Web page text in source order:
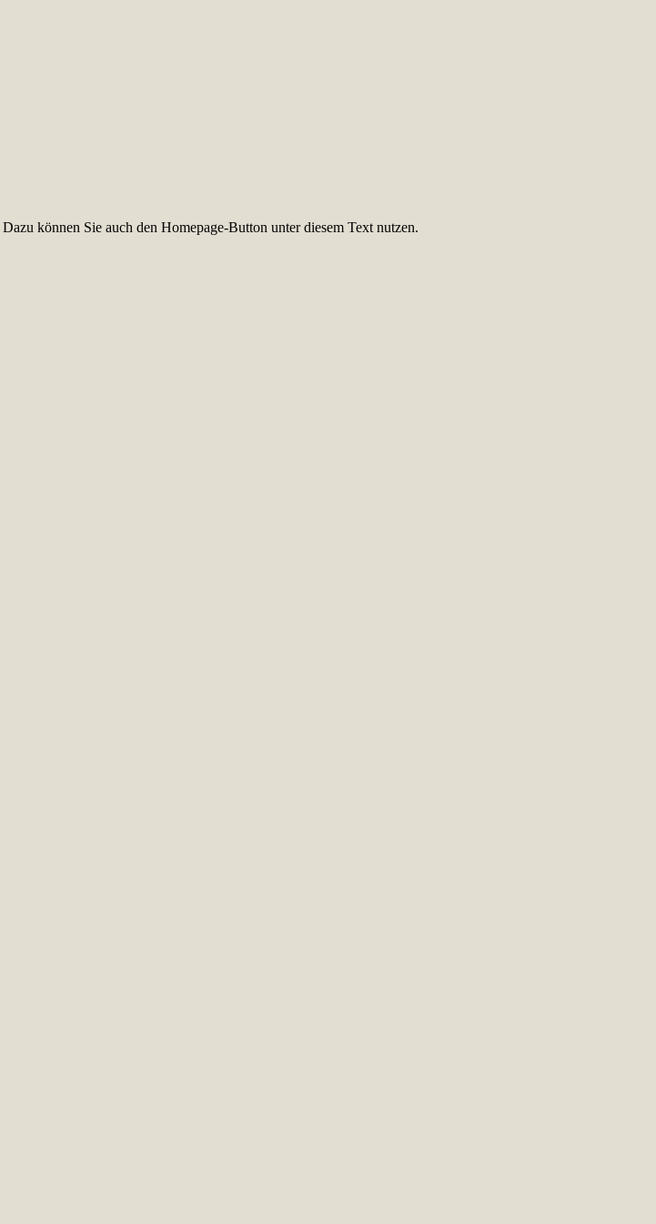
können Sie auch den Homepage-Button unter diesem Text nutzen.